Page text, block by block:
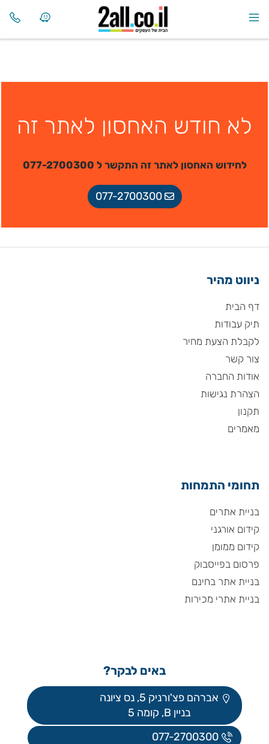
לא חודש האחסון לאתר זה
לחידוש האחסון לאתר זה התקשר ל 077-2700300
077-2700300
ניווט מהיר
דף הבית
תיק עבודות
לקבלת הצעת מחיר
צור קשר
אודות החברה
הצהרת נגישות
תקנון
מאמרים
תחומי התמחות
בניית אתרים
קידום אורגני
קידום ממומן
פרסום בפייסבוק
בניית אתר בחינם
בניית אתרי מכירות
באים לבקר?
אברהם פצ'ורניק 5, נס ציונה
בניין B, קומה 5
077-2700300